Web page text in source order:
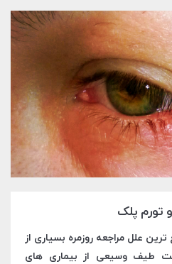
تورم پلک
علل مراجعه روزمره بسیاری از
است طیف وسیعی از بیماری های